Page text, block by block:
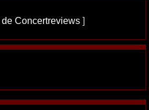
de Concertreviews]